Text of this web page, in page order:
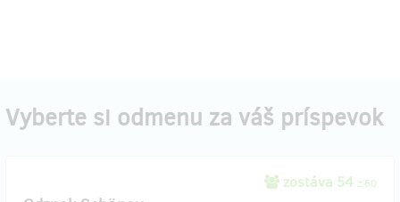
Vyberte si odmenu za váš príspevok
zostáva 54 z 60